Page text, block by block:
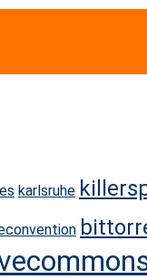
karlsruhe